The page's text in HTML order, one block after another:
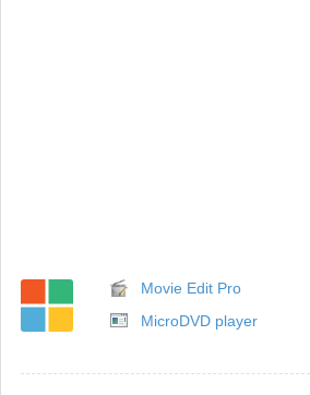
Movie Edit Pro
MicroDVD player